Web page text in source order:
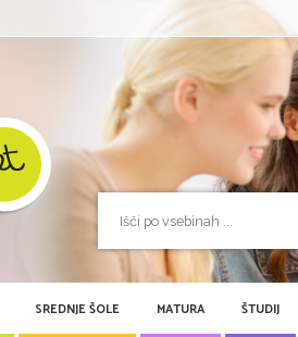
SREDNJE ŠOLE MATURA ŠTUDIJ